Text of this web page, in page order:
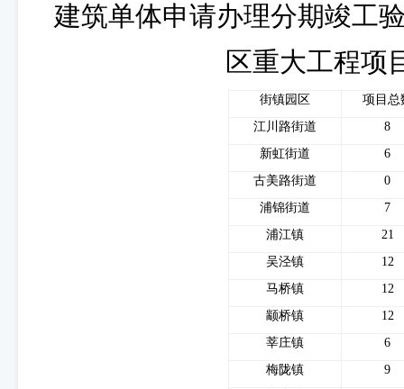
建筑单体申请办理分期竣工
区重大工程项
街镇园区
项目总
江川路街道
8
新虹街道
6
古美路街道
0
浦锦街道
7
浦江镇
21
吴泾镇
12
马桥镇
12
颛桥镇
12
莘庄镇
6
梅陇镇
9